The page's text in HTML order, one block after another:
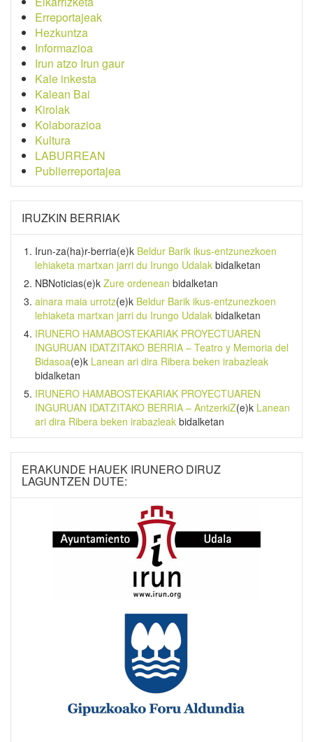
Erreportajeak
Hezkuntza
Informazioa
Irun atzo Irun gaur
Kale inkesta
Kalean Bai
Kirolak
Kolaborazioa
Kultura
LABURREAN
Publierreportajea
IRUZKIN BERRIAK
Irun-za(ha)r-berria(e)k Beldur Barik ikus-entzunezkoen
lehiaketa martxan jarri du Irungo Udalak bidalketan
NBNoticias(e)k Zure ordenean bidalketan
ainara maia urrotz(e)k Beldur Barik ikus-entzunezkoen
lehiaketa martxan jarri du Irungo Udalak bidalketan
IRUNERO HAMABOSTEKARIAK PROYECTUAREN
INGURUAN IDATZITAKO BERRIA – Teatro y Memoria del
Bidasoa(e)k Lanean ari dira Ribera beken irabazleak
bidalketan
IRUNERO HAMABOSTEKARIAK PROYECTUAREN
INGURUAN IDATZITAKO BERRIA – AntzerkiZ(e)k Lanean
ari dira Ribera beken irabazleak bidalketan
ERAKUNDE HAUEK IRUNERO DIRUZ
LAGUNTZEN DUTE: